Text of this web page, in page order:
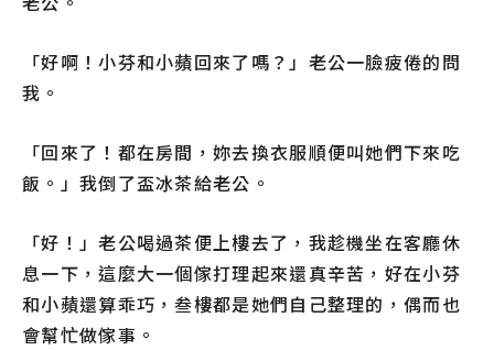
「好啊！小芬和小蘋回來了嗎？」老公一臉疲倦的問
我。
「回來了！都在房間，妳去換衣服順便叫她們下來吃
飯。」我倒了盃冰茶給老公。
「好！」老公喝過茶便上樓去了，我趁機坐在客廳休
息一下，這麼大一個傢打理起來還真辛苦，好在小芬
和小蘋還算乖巧，叁樓都是她們自己整理的，偶而也
會幫忙做傢事。